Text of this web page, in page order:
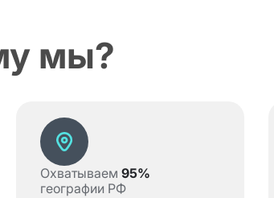
мы?
Охватываем 95%
географии РФ